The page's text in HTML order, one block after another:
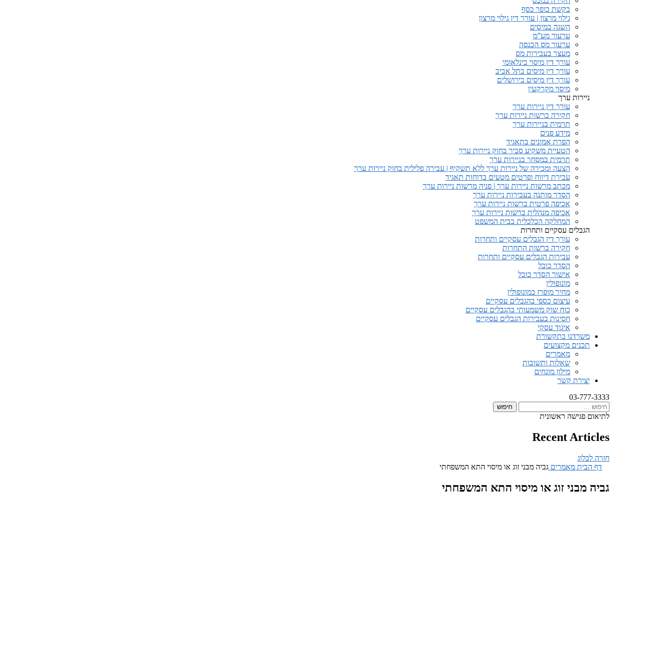
בקשת כופר כסף
גילוי מרצון | עורך דין גילוי מרצון
השגה במיסים
ערעור מע”מ
ערעור מס הכנסה
מעצר בעבירות מס
עורך דין מיסוי בינלאומי
עורך דין מיסים בתל אביב
עורך דין מיסים בירושלים
מיסוי מקרקעין
ניירות ערך
עורך דין ניירות ערך
חקירה ברשות ניירות ערך
תרמית בניירות ערך
מידע פנים
הפרת אמונים בתאגיד
הטעיית משקיע סביר בחוק ניירות ערך
תרמית במסחר בניירות ערך
הצעה ומכירה של ניירות ערך ללא תשקיף | עבירה פלילית בחוק ניירות ערך
עבירת דיווח ופרטים מטעים בדוחות תאגיד
מכתב מרשות ניירות ערך | פניה מרשות ניירות ערך
הסדר מותנה בעבירות ניירות ערך
אכיפה פרטית ברשות ניירות ערך
אכיפה מנהלית ברשות ניירות ערך
המחלקה הכלכלית בבית המשפט
הגבלים עסקיים ותחרות
עורך דין הגבלים עסקיים ותחרות
חקירה ברשות התחרות
עבירות הגבלים עסקיים ותחרות
הסדר כובל
אישור הסדר כובל
מונופולין
מחיר מופרז במונופולין
עיצום כספי בהגבלים עסקיים
כוח שוק משמעותי בהגבלים עסקיים
חסינות בעבירות הגבלים עסקיים
איגוד עסקי
משרדנו בתקשורת
תכנים מקצועים
מאמרים
שאלות ותשובות
מילון מונחים
יצירת קשר
03-777-3333
חיפוש:
לתיאום פגישה ראשונית
Recent Articles
חזרה לבלוג
דף הבית מאמרים גביה מבני זוג או מיסוי התא המשפחתי
גביה מבני זוג או מיסוי התא המשפחתי